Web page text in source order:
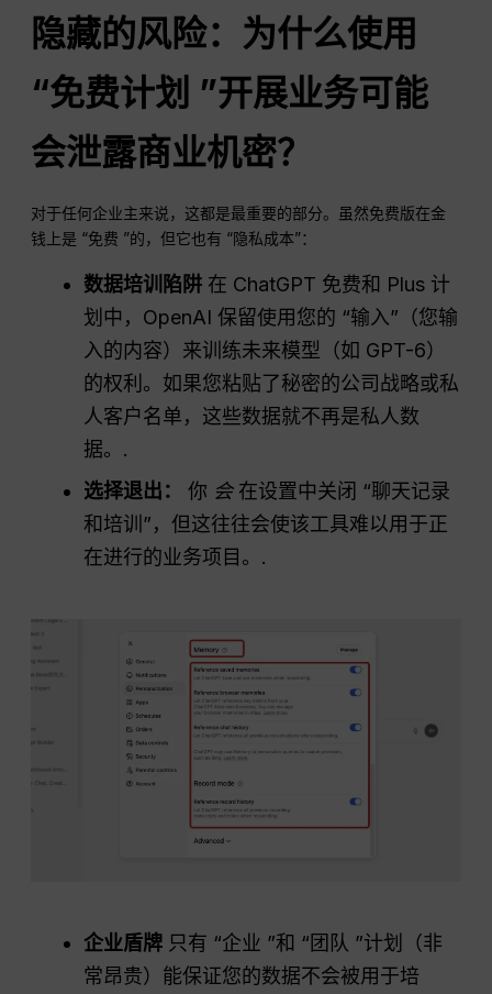
隐藏的风险：为什么使用
“免费计划 ”开展业务可能
会泄露商业机密？
对于任何企业主来说，这都是最重要的部分。虽然免费版在金
钱上是 “免费 ”的，但它也有 “隐私成本”：
数据培训陷阱 在 ChatGPT 免费和 Plus 计
划中，OpenAI 保留使用您的 “输入”（您输
入的内容）来训练未来模型（如 GPT-6）
的权利。如果您粘贴了秘密的公司战略或私
人客户名单，这些数据就不再是私人数
据。.
选择退出：
你 会在设置中关闭 “聊天记录
和培训”，但这往往会使该工具难以用于正
在进行的业务项目。.
企业盾牌 只有 “企业 ”和 “团队 ”计划（非
常昂贵）能保证您的数据不会被用于培